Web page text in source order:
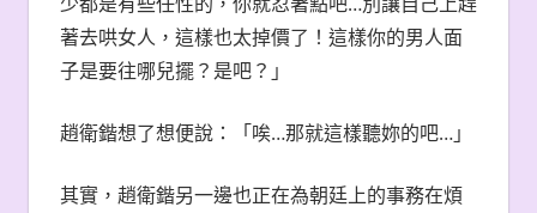
著去哄女人，這樣也太掉價了！這樣你的男人面
子是要往哪兒擺？是吧？」
趙衛鍇想了想便說：「唉…那就這樣聽妳的吧…」
其實，趙衛鍇另一邊也正在為朝廷上的事務在煩